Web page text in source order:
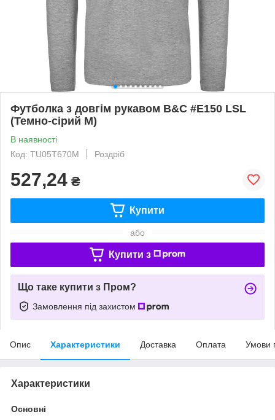
Футболка з довгім рукавом B&C #E150 LSL
(Темно-сірий M)
В наявності
Код: TU05T670M
Роздріб
527,24 ₴
Купити
або
Купити з
Що таке купити з Пром?
Замовлення під захистом
Опис Характеристики Доставка Оплата Умови
Характеристики
Основні